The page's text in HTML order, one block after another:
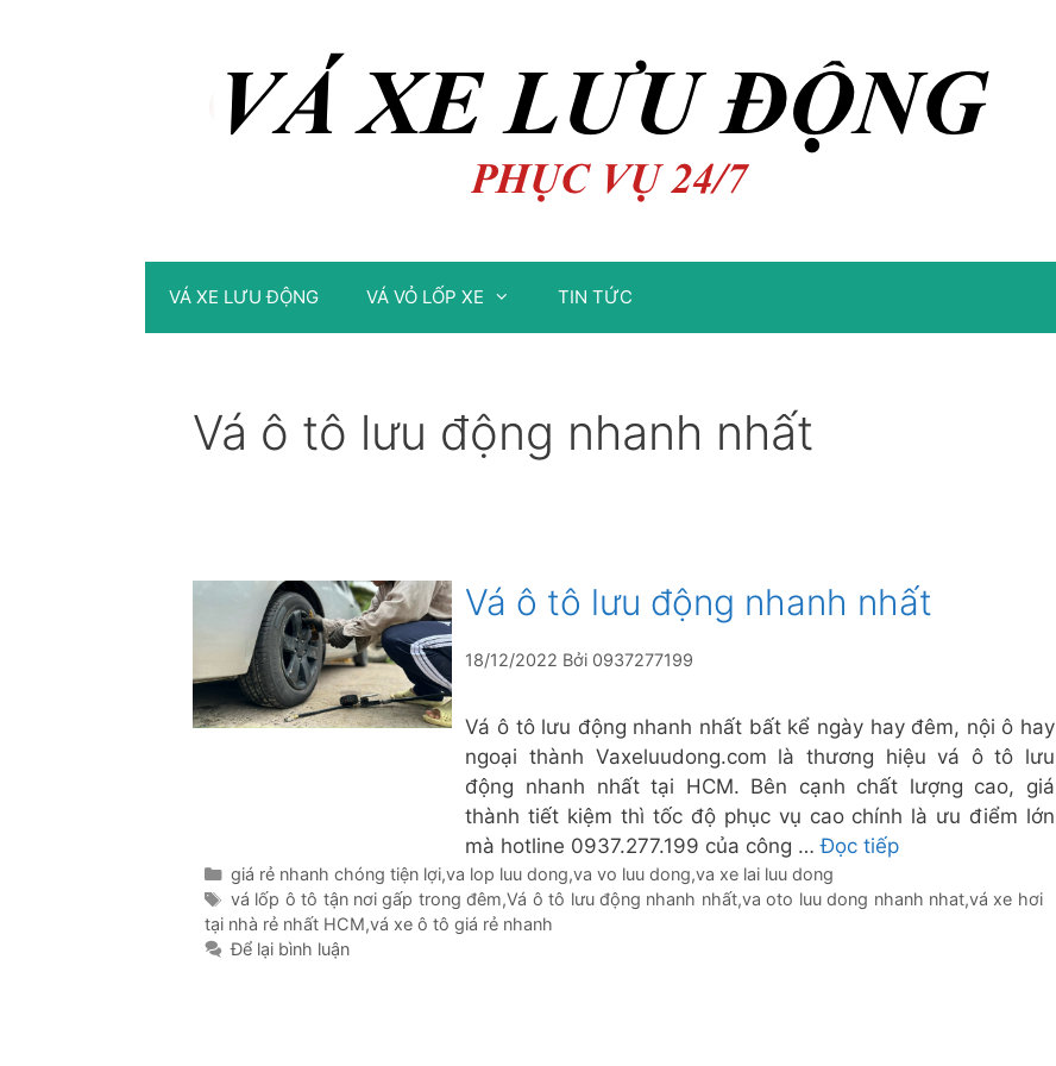
VÁ XE LƯU ĐỘNG VÁ VỎ LỐP XE TIN TỨC
Vá ô tô lưu động nhanh nhất
Vá ô tô lưu động nhanh nhất
18/12/2022 Bởi 0937277199
Vá ô tô lưu động nhanh nhất bất kể ngày hay đêm, nội ô hay
ngoại thành Vaxeluudong.com là thương hiệu vá ô tô lưu
động nhanh nhất tại HCM. Bên cạnh chất lượng cao, giá
thành tiết kiệm thì tốc độ phục vụ cao chính là ưu điểm lớn
mà hotline 0937.277.199 của công …Đọc tiếp
Danh
mục
giá rẻ nhanh chóng tiện lợi,va lop luu dong,va vo luu dong,va xe lai luu dong
Thẻ
vá lốp ô tô tận nơi gấp trong đêm,Vá ô tô lưu động nhanh nhất,va oto luu dong nhanh nhat,vá xe hơi
tại nhà rẻ nhất HCM,vá xe ô tô giá rẻ nhanh
Để lại bình luận